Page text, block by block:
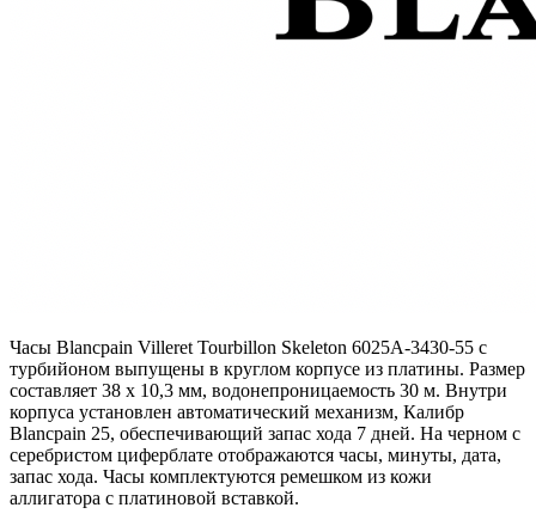
Часы Blancpain Villeret Tourbillon Skeleton 6025A-3430-55 с
турбийоном выпущены в круглом корпусе из платины. Размер
составляет 38 х 10,3 мм, водонепроницаемость 30 м. Внутри
корпуса установлен автоматический механизм, Калибр
Blancpain 25, обеспечивающий запас хода 7 дней. На черном с
серебристом циферблате отображаются часы, минуты, дата,
запас хода. Часы комплектуются ремешком из кожи
аллигатора с платиновой вставкой.